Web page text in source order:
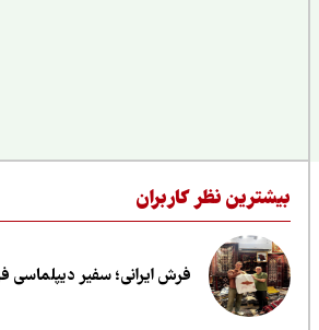
نظر کاربران
فرش ایرانی؛ سفیر دیپلماسی